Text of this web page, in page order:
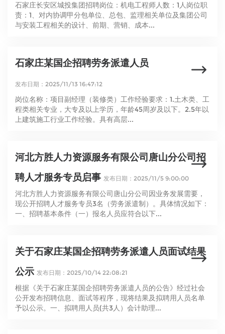
石家庄长安区城投集团招聘岗位：机电工程师人数：1人岗位职
责：1、对内协调甲分包单位、总包、监理相关单位及集团公司
与安装工程相关的设计、前期、营销、成本...
石家庄某国企招聘劳务派遣人员
发布日期：2025/11/13 16:47:12
岗位名称：项目副经理（装修类）工作经验要求：1.土木类、工
程类相关专业，大专及以上学历，年龄45周岁及以下。2.5年以
上建筑施工行业工作经验。具有高层...
河北方胜人力资源服务有限公司唐山分公司招
聘人才服务专员启事 发布日期：2025/11/5 9:00:00
河北方胜人力资源服务有限公司唐山分公司因业务发展需要，
现公开招聘人才服务专员3名（劳务派遣制）。具体情况如下：
一、招聘基本条件（一）报名人员应符合以下...
关于石家庄某国企招聘劳务派遣人员面试结果
公示 发布日期：2025/10/14 22:08:21
根据《关于石家庄某国企招聘劳务派遣人员的公告》经过社会
公开发布招聘信息、面试等程序，现将结果及拟聘用人员名单
予以公示。一、拟聘用人员(共3人）会计助理...